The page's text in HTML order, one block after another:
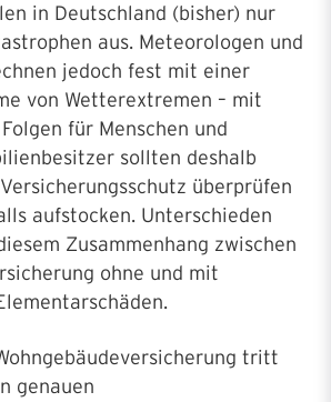
in Deutschland (bisher) nur
aus. Meteorologen und
jedoch fest mit einer
von Wetterextremen – mit
für Menschen und
sollten deshalb
überprüfen
aufstocken. Unterschieden
Zusammenhang zwischen
ohne und mit
tritt
genauen